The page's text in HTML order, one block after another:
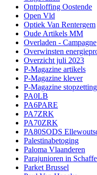
Ontploffing Oostende
Open Vld
Optiek Van Rentergem
Oude Artikels MM
Overladen - Campagne
Overwinsten
Overzicht juli 2023
P-Magazine artikels
P-Magazine klever
P-Magazine
PA0LB
PA6PARE
PA7ZRK
PA70ZRK
PA80SODS
Palestinabetoging
Paloma Vlaanderen
Parajunioren in
Parket Brussel